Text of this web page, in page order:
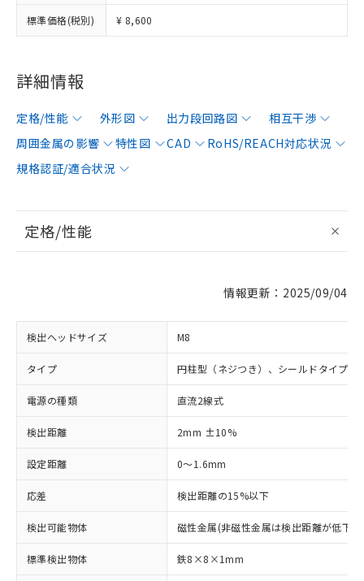
標準価格(税別) ¥ 8,600
詳細情報
定格/性能 外形図 出力段回路図
相互干渉
周囲金属の影響
特性図 CAD
RoHS/REACH対応状況
規格認証/適合状況
定格/性能
情報更新：2025/09/04
検出ヘッドサイズ M8
タイプ 円柱型（ネジつき）、シールドタイプ
電源の種類 直流2線式
検出距離 2mm ±10%
設定距離 0～1.6mm
応差 検出距離の15%以下
検出可能物体 磁性金属(非磁性金属は検出距離が低下
標準検出物体 鉄8×8×1mm